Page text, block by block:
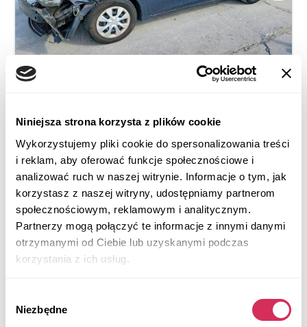
Niniejsza strona korzysta z plików cookie
Wykorzystujemy pliki cookie do spersonalizowania treści
i reklam, aby oferować funkcje społecznościowe i
analizować ruch w naszej witrynie. Informacje o tym, jak
korzystasz z naszej witryny, udostępniamy partnerom
społecznościowym, reklamowym i analitycznym.
Partnerzy mogą połączyć te informacje z innymi danymi
otrzymanymi od Ciebie lub uzyskanymi podczas
korzystania z ich usług.
zgody
Niezbędne
2015 TOYOTA COROLLA L
Na przednie koła
Benzyna
46 474 mile
1,800 cm³
Automatic
2015
Front end
Aukcja za4 dni
Aktualna stawka: